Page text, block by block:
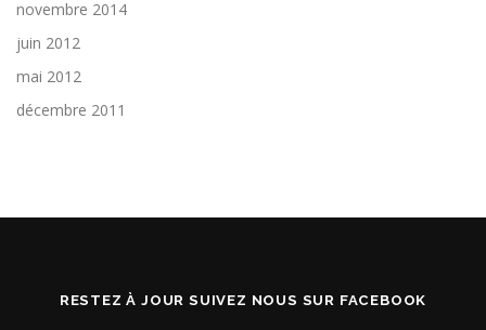
novembre 2014
juin 2012
mai 2012
décembre 2011
RESTEZ À JOUR SUIVEZ NOUS SUR FACEBOOK